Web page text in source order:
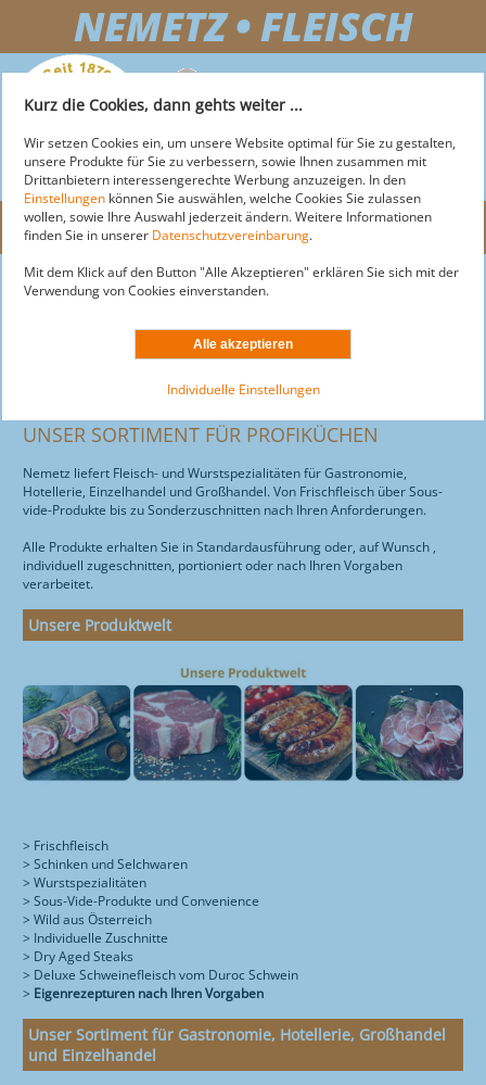
NEMETZ • FLEISCH
OFFICE@NEMETZ-FLEISCH.AT
Menü
NEMETZ-FLEISCH
AKTUELLE ANGEBOTE
SERVICE
SORTIMENT
LOGISTIK-ZENTRUM
DOGS
HUNDEFUTTER
QUALITÄT
MOTEL
ÜBER MOTEL
ZIMMER
FOTOGALERIE
ANREISE
ENGLISH
WISSENWERTES
RESTAURANT
ÜBER RESTAURANT
MITTAGSMENÜ & AKTIONEN
SPEISENANGEBOT
WURSTTORTE
SCHULBUFFET
ANREISE
TIERGARTEN
ÜBER UNS
STANDORTE
GESCHICHTE
ZERTIFIZIERUNG
OFFENE STELLEN
ONLINE-SHOP
Nemetz-Fleisch
Service
UNSER SORTIMENT FÜR PROFIKÜCHEN
Nemetz liefert Fleisch- und Wurstspezialitäten für Gastronomie,
Hotellerie, Einzelhandel und Großhandel. Von Frischfleisch über Sous-
vide-Produkte bis zu Sonderzuschnitten nach Ihren Anforderungen.
Alle Produkte erhalten Sie in Standardausführung oder, auf Wunsch ,
individuell zugeschnitten, portioniert oder nach Ihren Vorgaben
verarbeitet.
Unsere Produktwelt
> Frischfleisch
> Schinken und Selchwaren
> Wurstspezialitäten
> Sous-Vide-Produkte und Convenience
> Wild aus Österreich
> Individuelle Zuschnitte
> Dry Aged Steaks
> Deluxe Schweinefleisch vom Duroc Schwein
> Eigenrezepturen nach Ihren Vorgaben
Unser Sortiment für Gastronomie, Hotellerie, Großhandel
und Einzelhandel
Kurz die Cookies, dann gehts weiter ...
Wir setzen Cookies ein, um unsere Website optimal für Sie zu gestalten,
unsere Produkte für Sie zu verbessern, sowie Ihnen zusammen mit
Drittanbietern interessengerechte Werbung anzuzeigen. In den
Einstellungen können Sie auswählen, welche Cookies Sie zulassen
wollen, sowie Ihre Auswahl jederzeit ändern. Weitere Informationen
finden Sie in unserer Datenschutzvereinbarung.
Mit dem Klick auf den Button "Alle Akzeptieren" erklären Sie sich mit der
Verwendung von Cookies einverstanden.
Individuelle Einstellungen